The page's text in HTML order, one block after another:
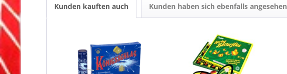
Kunden kauften auch Kunden haben sich ebenfalls angesehen